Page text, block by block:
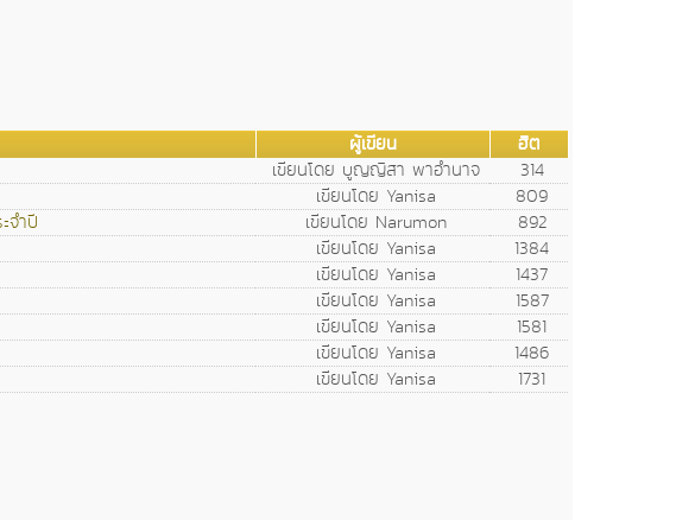
ผู้เขียน
ฮิต
เขียนโดย บูญญิสา พาอำนาจ
314
เขียนโดย Yanisa
809
จำปี
เขียนโดย Narumon
892
เขียนโดย Yanisa
1384
เขียนโดย Yanisa
1437
เขียนโดย Yanisa
1587
เขียนโดย Yanisa
1581
เขียนโดย Yanisa
1486
เขียนโดย Yanisa 1731